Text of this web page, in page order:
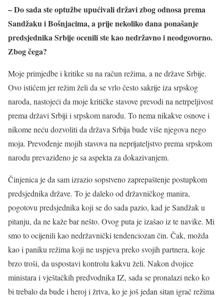
– Do sada ste optužbe upućivali državi zbog odnosa prema
Sandžaku i Bošnjacima, a prije nekoliko dana ponašanje
predsjednika Srbije ocenili ste kao nedržavno i neodgovorno.
Zbog čega?
Moje primjedbe i kritike su na račun režima, a ne države Srbije.
Ovo ističem jer režim želi da se vrlo često sakrije iza srpskog
naroda, nastojeći da moje kritičke stavove prevodi na netrpeljivost
prema državi Srbiji i srpskom narodu. To nema nikakve osnove i
nikome neću dozvoliti da država Srbija bude više njegova nego
moja. Prevođenje mojih stavova na neprijateljstvo prema srpskom
narodu prevaziđeno je sa aspekta za dokazivanjem.
Činjenica je da sam izrazio sopstveno zaprepaštenje postupkom
predsjednika države. To je daleko od državničkog manira,
pogotovu predsjednika koji se do sada pazio, kad je Sandžak u
pitanju, da ne kaže bar nešto. Ovog puta je izašao iz te navike. Mi
smo to ocijenili kao nedržavnički tendenciozan čin. Čak, možda
kao i paniku režima koji ne uspjeva preko svojih partnera, koje
brzo troši, da uspostavi kontrolu kakvu želi. Nakon dvojice
ministara i vještačkih predvodnika IZ, sada se pronalazi neko ko
bi trebalo da bude i heroj i žrtva, ko je još jedan sitan igrač režima